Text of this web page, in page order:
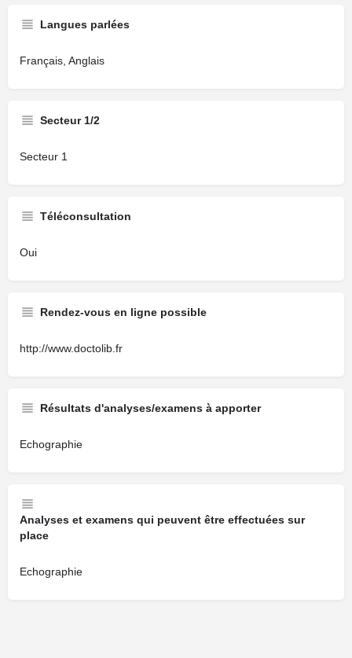
Langues parlées
Français, Anglais
Secteur 1/2
Secteur 1
Téléconsultation
Oui
Rendez-vous en ligne possible
http://www.doctolib.fr
Résultats d'analyses/examens à apporter
Echographie
Analyses et examens qui peuvent être effectuées sur
place
Echographie